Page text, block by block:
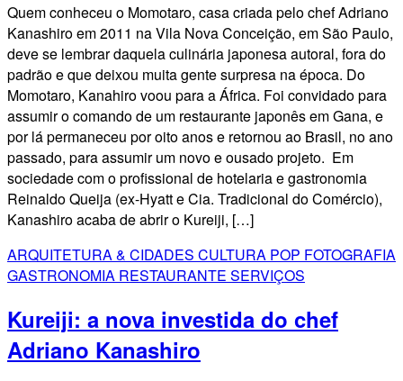
Quem conheceu o Momotaro, casa criada pelo chef Adriano
Kanashiro em 2011 na Vila Nova Conceição, em São Paulo,
deve se lembrar daquela culinária japonesa autoral, fora do
padrão e que deixou muita gente surpresa na época. Do
Momotaro, Kanahiro voou para a África. Foi convidado para
assumir o comando de um restaurante japonês em Gana, e
por lá permaneceu por oito anos e retornou ao Brasil, no ano
passado, para assumir um novo e ousado projeto. Em
sociedade com o profissional de hotelaria e gastronomia
Reinaldo Queija (ex-Hyatt e Cia. Tradicional do Comércio),
Kanashiro acaba de abrir o Kureiji, […]
ARQUITETURA & CIDADES CULTURA POP FOTOGRAFIA
GASTRONOMIA RESTAURANTE SERVIÇOS
Kureiji: a nova investida do chef
Adriano Kanashiro